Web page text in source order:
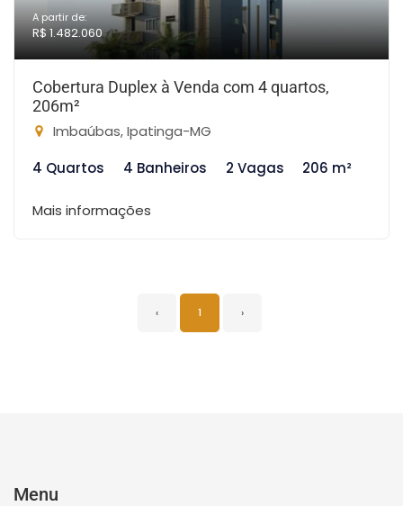
A partir de:
R$ 1.482.060
Cobertura Duplex à Venda com 4 quartos,
206m²
Imbaúbas, Ipatinga-MG
4 Quartos
4 Banheiros 2 Vagas 206 m²
Mais informações
‹ 1 ›
Menu